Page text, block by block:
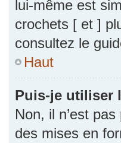
lui-même est
crochets [ et ]
consultez le
Haut
Puis-je utiliser
Non, il n’est
des mises en